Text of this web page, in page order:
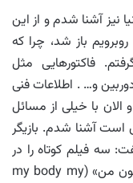
نیز آشنا شدم و از این
باز شد، چرا که
فاکتورهایی مثل
و… . اطلاعات فنی
الان با خیلی از مسائل
است آشنا شدم. بازیگر
سه فیلم کوتاه را در
این مدت ساختم به نام های «بدن من قانون من» (my body my